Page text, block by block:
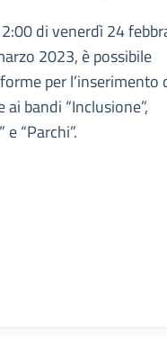
di venerdì 24
2023, è possibile
per l’inserimento
bandi “Inclusione”,
e “Parchi”.